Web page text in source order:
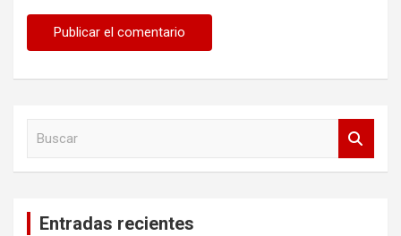
Entradas recientes